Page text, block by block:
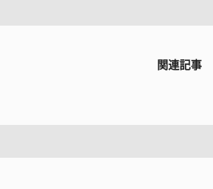
関連記事